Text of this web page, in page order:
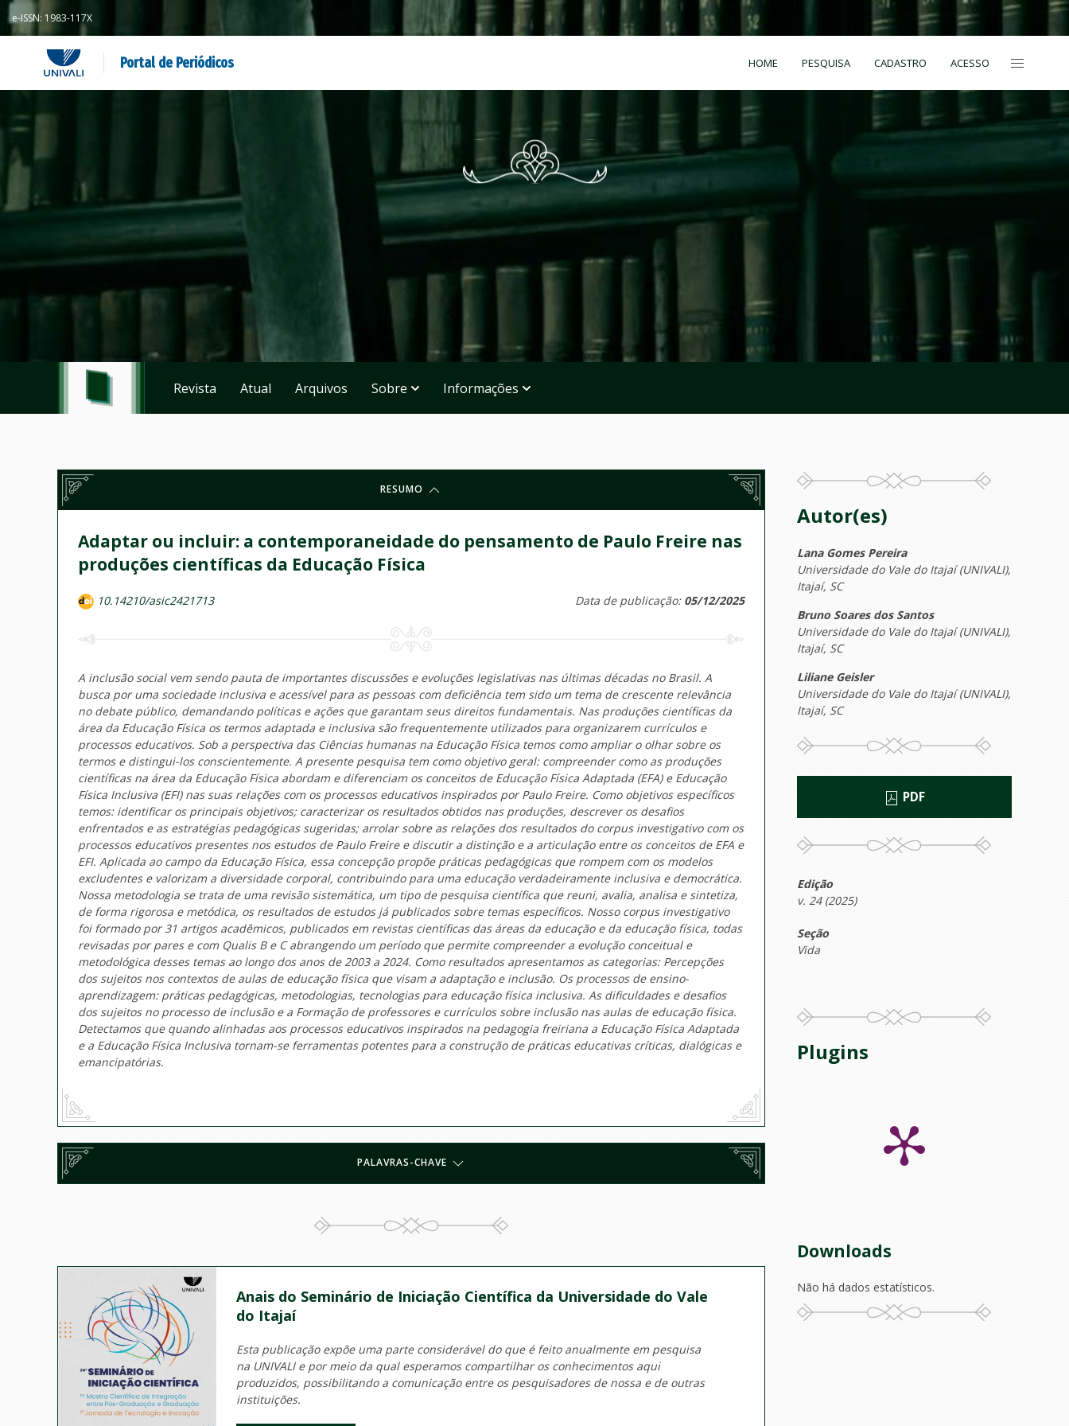
e-ISSN: 1983-117X
Portal de Periódicos HOME PESQUISA CADASTRO ACESSO
Revista Atual Arquivos Sobre Informações
RESUMO
Adaptar ou incluir: a contemporaneidade do pensamento de Paulo Freire nas
produções científicas da Educação Física
10.14210/asic2421713 Data de publicação: 05/12/2025
A inclusão social vem sendo pauta de importantes discussões e evoluções legislativas nas últimas décadas no Brasil. A
busca por uma sociedade inclusiva e acessível para as pessoas com deficiência tem sido um tema de crescente relevância
no debate público, demandando políticas e ações que garantam seus direitos fundamentais. Nas produções científicas da
área da Educação Física os termos adaptada e inclusiva são frequentemente utilizados para organizarem currículos e
processos educativos. Sob a perspectiva das Ciências humanas na Educação Física temos como ampliar o olhar sobre os
termos e distingui-los conscientemente. A presente pesquisa tem como objetivo geral: compreender como as produções
científicas na área da Educação Física abordam e diferenciam os conceitos de Educação Física Adaptada (EFA) e Educação
Física Inclusiva (EFI) nas suas relações com os processos educativos inspirados por Paulo Freire. Como objetivos específicos
temos: identificar os principais objetivos; caracterizar os resultados obtidos nas produções, descrever os desafios
enfrentados e as estratégias pedagógicas sugeridas; arrolar sobre as relações dos resultados do corpus investigativo com os
processos educativos presentes nos estudos de Paulo Freire e discutir a distinção e a articulação entre os conceitos de EFA e
EFI. Aplicada ao campo da Educação Física, essa concepção propõe práticas pedagógicas que rompem com os modelos
excludentes e valorizam a diversidade corporal, contribuindo para uma educação verdadeiramente inclusiva e democrática.
Nossa metodologia se trata de uma revisão sistemática, um tipo de pesquisa científica que reuni, avalia, analisa e sintetiza,
de forma rigorosa e metódica, os resultados de estudos já publicados sobre temas específicos. Nosso corpus investigativo
foi formado por 31 artigos acadêmicos, publicados em revistas científicas das áreas da educação e da educação física, todas
revisadas por pares e com Qualis B e C abrangendo um período que permite compreender a evolução conceitual e
metodológica desses temas ao longo dos anos de 2003 a 2024. Como resultados apresentamos as categorias: Percepções
dos sujeitos nos contextos de aulas de educação física que visam a adaptação e inclusão. Os processos de ensino-
aprendizagem: práticas pedagógicas, metodologias, tecnologias para educação física inclusiva. As dificuldades e desafios
dos sujeitos no processo de inclusão e a Formação de professores e currículos sobre inclusão nas aulas de educação física.
Detectamos que quando alinhadas aos processos educativos inspirados na pedagogia freiriana a Educação Física Adaptada
e a Educação Física Inclusiva tornam-se ferramentas potentes para a construção de práticas educativas críticas, dialógicas e
emancipatórias.
PALAVRAS-CHAVE
Anais do Seminário de Iniciação Científica da Universidade do Vale
do Itajaí
Esta publicação expõe uma parte considerável do que é feito anualmente em pesquisa
na UNIVALI e por meio da qual esperamos compartilhar os conhecimentos aqui
produzidos, possibilitando a comunicação entre os pesquisadores de nossa e de outras
instituições.
Autor(es)
Lana Gomes Pereira
Universidade do Vale do Itajaí (UNIVALI),
Itajaí, SC
Bruno Soares dos Santos
Universidade do Vale do Itajaí (UNIVALI),
Itajaí, SC
Liliane Geisler
Universidade do Vale do Itajaí (UNIVALI),
Itajaí, SC
PDF
Edição
v. 24 (2025)
Seção
Vida
Plugins
Downloads
Não há dados estatísticos.